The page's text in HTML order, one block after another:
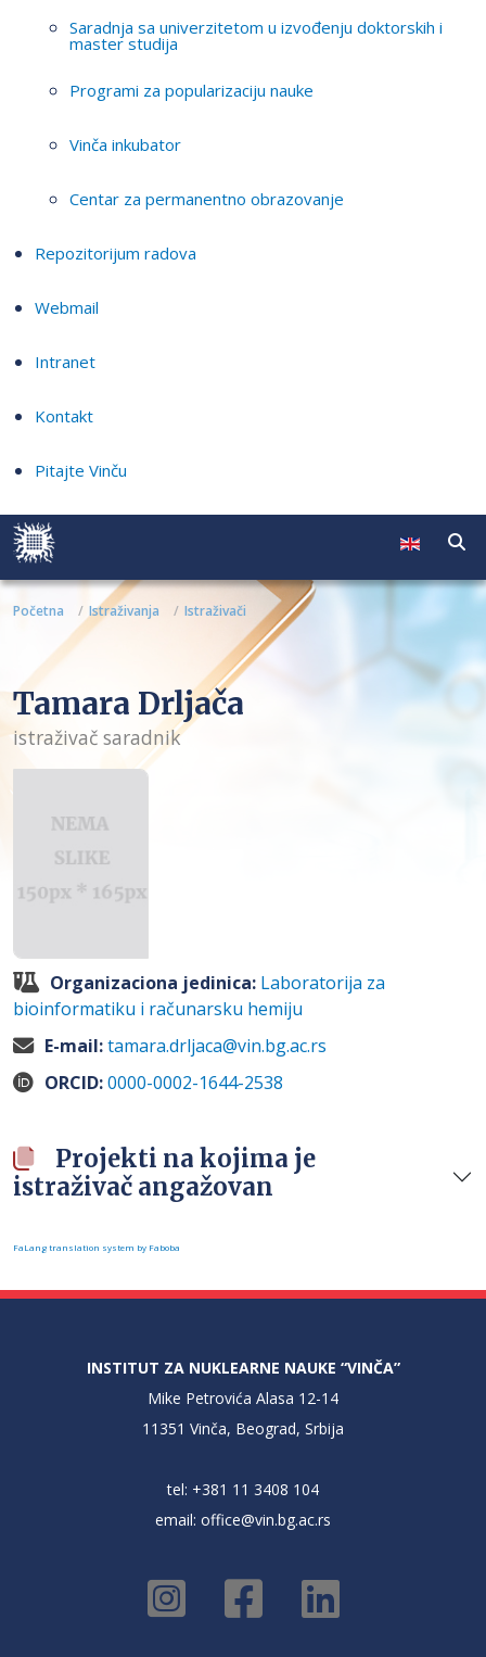
Saradnja sa univerzitetom u izvođenju doktorskih i
master studija
Programi za popularizaciju nauke
Vinča inkubator
Centar za permanentno obrazovanje
Repozitorijum radova
Webmail
Intranet
Kontakt
Pitajte Vinču
Početna Istraživanja Istraživači
Tamara Drljača
istraživač saradnik
Organizaciona jedinica: Laboratorija za
bioinformatiku i računarsku hemiju
E-mail:tamara.drljaca@vin.bg.ac.rs
ORCID:0000-0002-1644-2538
Projekti na kojima je
istraživač angažovan
FaLang translation system by Faboba
INSTITUT ZA NUKLEARNE NAUKE “VINČA”
Mike Petrovića Alasa 12-14
11351 Vinča, Beograd, Srbija
tel: +381 11 3408 104
email: office@vin.bg.ac.rs